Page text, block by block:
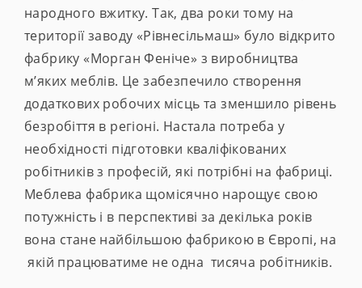
народного вжитку. Так, два роки тому на
території заводу «Рівнесільмаш» було відкрито
фабрику «Морган Феніче» з виробництва
м’яких меблів. Це забезпечило створення
додаткових робочих місць та зменшило рівень
безробіття в регіоні. Настала потреба у
необхідності підготовки кваліфікованих
робітників з професій, які потрібні на фабриці.
Меблева фабрика щомісячно нарощує свою
потужність і в перспективі за декілька років
вона стане найбільшою фабрикою в Європі, на
якій працюватиме не одна тисяча робітників.